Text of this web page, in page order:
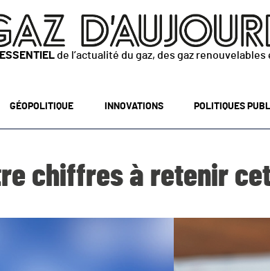
de l’actualité du gaz, des gaz renouvelables
GÉOPOLITIQUE INNOVATIONS POLITIQUES
chiffres à retenir